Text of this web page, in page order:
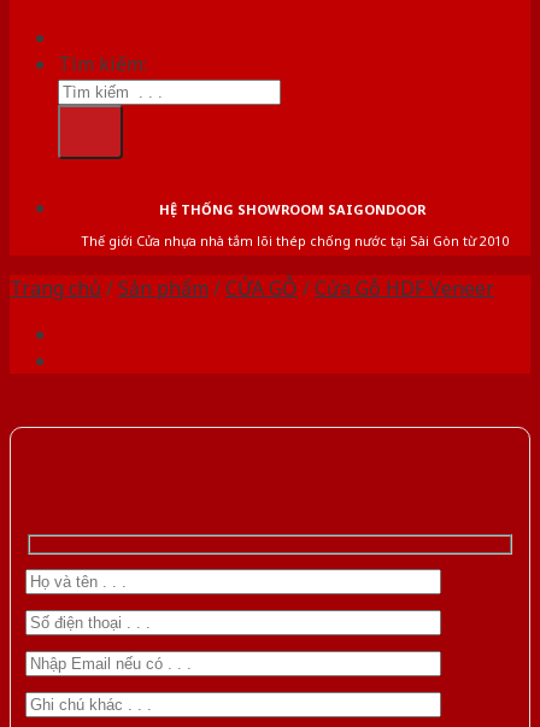
Tìm kiếm:
HỆ THỐNG SHOWROOM SAIGONDOOR
Thế giới Cửa nhựa nhà tắm lõi thép chống nước tại Sài Gòn từ 2010
Trang chủ /Sản phẩm /CỬA GỖ /Cửa Gỗ HDF Veneer